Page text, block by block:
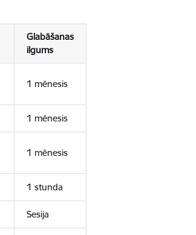
Glabāšanas
ilgums
1 mēnesis
1 mēnesis
1 mēnesis
1 stunda
Sesija